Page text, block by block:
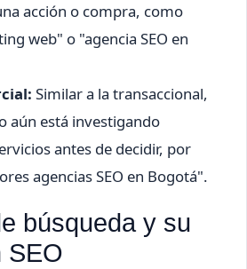
acción o compra, como
web" o "agencia SEO en
Similar a la transaccional,
aún está investigando
antes de decidir, por
agencias SEO en Bogotá".
búsqueda y su
SEO